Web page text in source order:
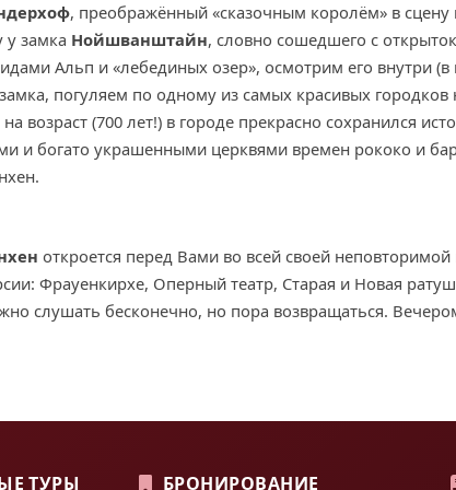
, преображённый «сказочным королём» в сцену
у замка Нойшванштайн, словно сошедшего с
Альп и «лебединых озер», осмотрим его внутри (в
погуляем по одному из самых красивых
возраст (700 лет!) в городе прекрасно сохранился
и богато украшенными церквями времен рококо и
откроется перед Вами во всей своей неповторимой
Фрауенкирхе, Оперный театр, Старая и Новая
слушать бесконечно, но пора возвращаться.
ТУРЫ БРОНИРОВАНИЕ